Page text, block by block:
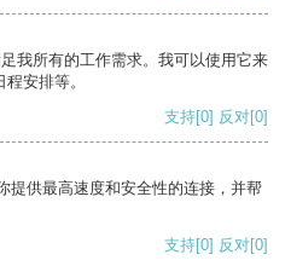
我所有的工作需求。我可以使用它来
安排等。
支持[0] 反对[0]
提供最高速度和安全性的连接，并帮
支持[0] 反对[0]